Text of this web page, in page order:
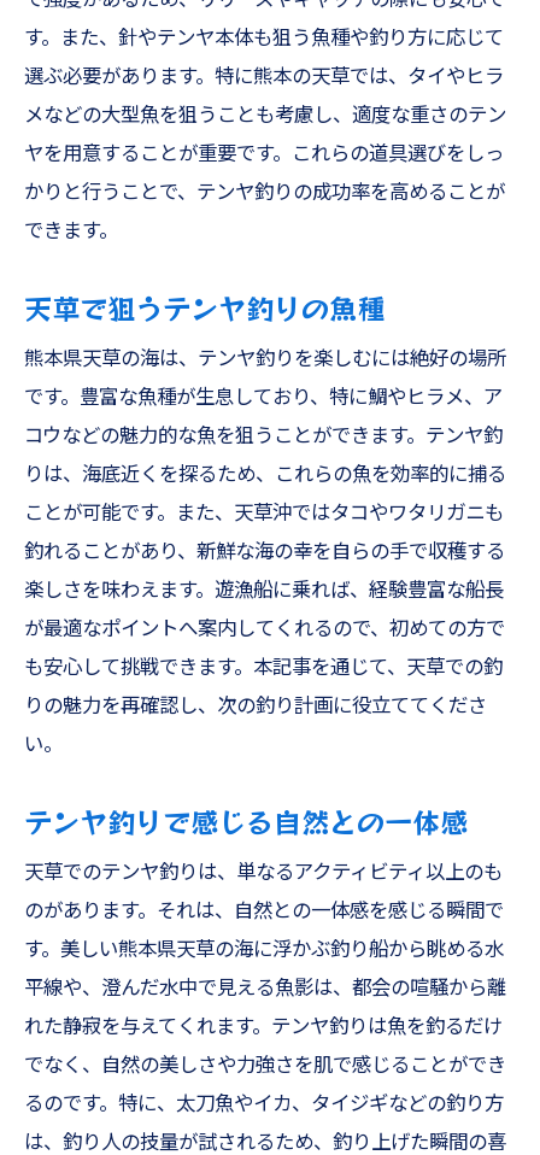
す。また、針やテンヤ本体も狙う魚種や釣り方に応じて
選ぶ必要があります。特に熊本の天草では、タイやヒラ
メなどの大型魚を狙うことも考慮し、適度な重さのテン
ヤを用意することが重要です。これらの道具選びをしっ
かりと行うことで、テンヤ釣りの成功率を高めることが
できます。
天草で狙うテンヤ釣りの魚種
熊本県天草の海は、テンヤ釣りを楽しむには絶好の場所
です。豊富な魚種が生息しており、特に鯛やヒラメ、ア
コウなどの魅力的な魚を狙うことができます。テンヤ釣
りは、海底近くを探るため、これらの魚を効率的に捕る
ことが可能です。また、天草沖ではタコやワタリガニも
釣れることがあり、新鮮な海の幸を自らの手で収穫する
楽しさを味わえます。遊漁船に乗れば、経験豊富な船長
が最適なポイントへ案内してくれるので、初めての方で
も安心して挑戦できます。本記事を通じて、天草での釣
りの魅力を再確認し、次の釣り計画に役立ててくださ
い。
テンヤ釣りで感じる自然との一体感
天草でのテンヤ釣りは、単なるアクティビティ以上のも
のがあります。それは、自然との一体感を感じる瞬間で
す。美しい熊本県天草の海に浮かぶ釣り船から眺める水
平線や、澄んだ水中で見える魚影は、都会の喧騒から離
れた静寂を与えてくれます。テンヤ釣りは魚を釣るだけ
でなく、自然の美しさや力強さを肌で感じることができ
るのです。特に、太刀魚やイカ、タイジギなどの釣り方
は、釣り人の技量が試されるため、釣り上げた瞬間の喜